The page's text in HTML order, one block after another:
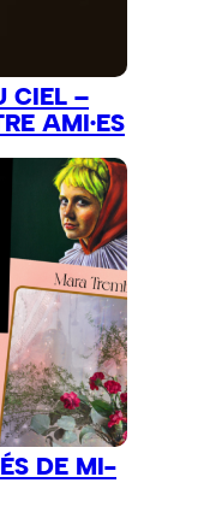
CIEL –
AMI·ES
DE MI-